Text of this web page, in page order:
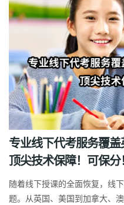
专业线下代考服务覆盖
顶尖技术保障！可保分！
随着线下授课的全面恢复，线
题。从英国、美国到加拿大、